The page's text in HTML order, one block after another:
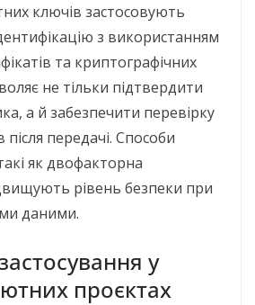
ключів застосовують
з використанням
та криптографічних
не тільки підтвердити
а й забезпечити перевірку
після передачі. Способи
як двофакторна
рівень безпеки при
даними.
у
проєктах